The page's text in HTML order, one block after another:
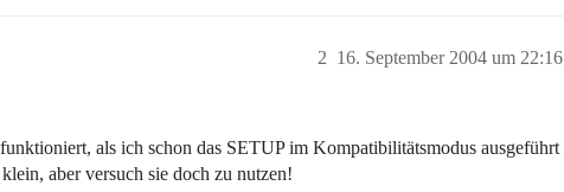
16. September 2004 um 22:16
2
als ich schon das SETUP im Kompatibilitätsmodus ausgeführt
aber versuch sie doch zu nutzen!